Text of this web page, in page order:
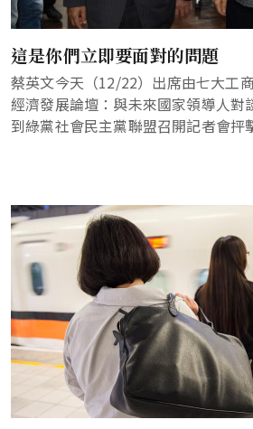
這是你們立即要面對的問題
蔡英文今天（12/22）出席由七大工
經濟發展論壇：與未來國家領導人對
到綠黨社會民主黨聯盟召開記者會抨